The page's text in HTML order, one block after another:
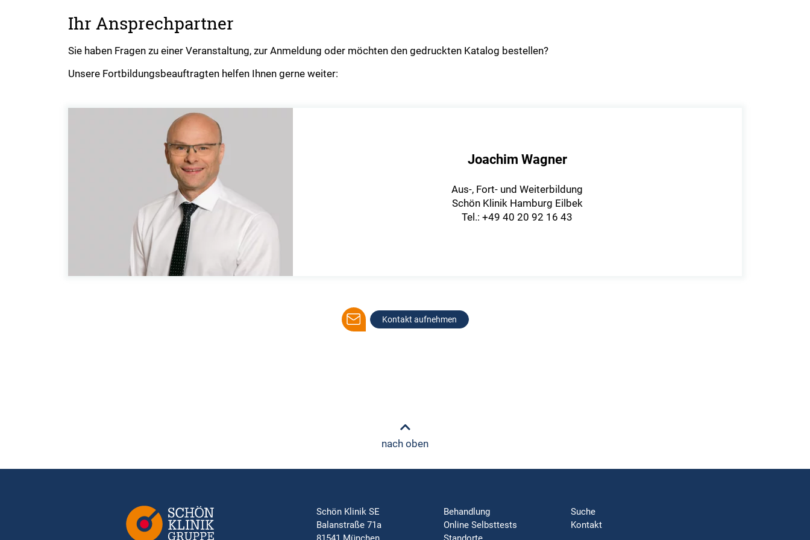
Ihr Ansprechpartner
Sie haben Fragen zu einer Veranstaltung, zur Anmeldung oder möchten den gedruckten Katalog bestellen?
Unsere Fortbildungsbeauftragten helfen Ihnen gerne weiter:
Joachim Wagner
Aus-, Fort- und Weiterbildung
Schön Klinik Hamburg Eilbek
Tel.: +49 40 20 92 16 43
Kontakt aufnehmen
nach oben
Schön Klinik SE
Balanstraße 71a
Behandlung
Online Selbsttests
Suche
Kontakt